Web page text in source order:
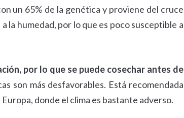
un 65% de la genética y proviene del cruce
la humedad, por lo que es poco susceptible a
por lo que se puede cosechar antes de
son más desfavorables. Está recomendada
donde el clima es bastante adverso.